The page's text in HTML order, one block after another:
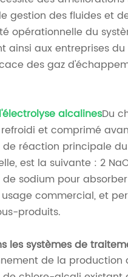
gestion des fluides et
opérationnelle du
ainsi aux entreprises
des gaz
alcalinesDu
et comprimé
réaction principale
est la suivante : 2
sodium pour
commercial, et
produits.
les systèmes de
de la